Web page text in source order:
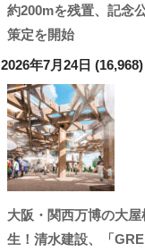
約200mを残置、記念
策定を開始
2026年7月24日 (16,968)
大阪・関西万博の大
生！清水建設、「